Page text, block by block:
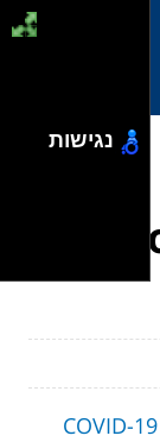
COVID-19
נגישות